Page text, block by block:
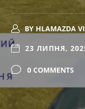
BY HLAMAZDA
23 ЛИПНЯ,
0 COMMENTS